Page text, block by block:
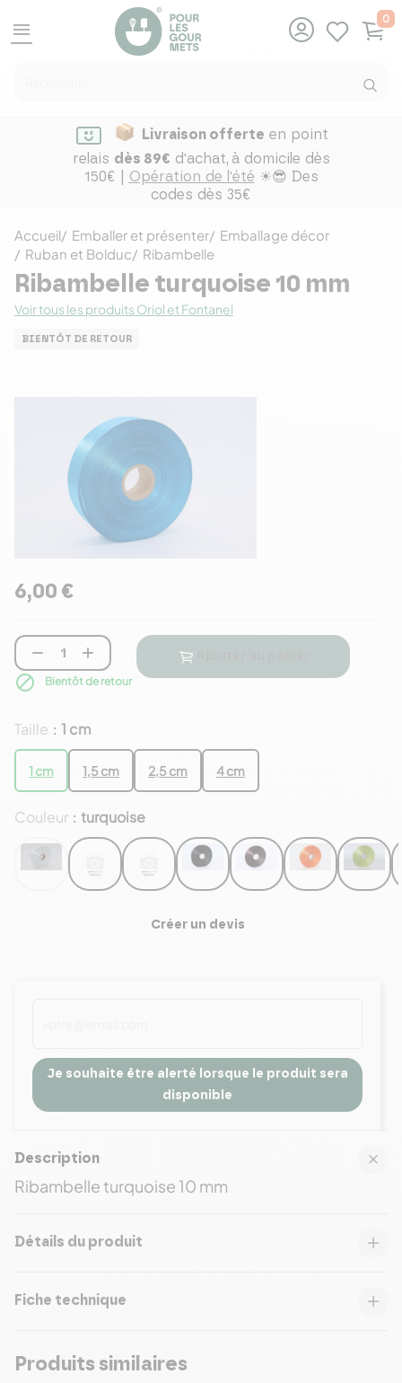
menu
0
Livraison offerte en point
relais dès 89€ d'achat, à domicile dès
150€ | Opération de l'été ☀😎 Des
codes dès 35€
Accueil Emballer et présenter
Emballage décor
Ruban et Bolduc
Ribambelle
Ribambelle turquoise 10 mm
Voir tous les produits Oriol et Fontanel
BIENTÔT DE RETOUR
6,00 €
Taille : 1 cm
1 cm 1,5 cm 2,5 cm 4 cm
Couleur : turquoise
 
 Bientôt de retour
Créer un devis
Je souhaite être alerté lorsque le produit sera
disponible
Description
Ribambelle turquoise 10 mm
Détails du produit
Fiche technique
Produits similaires